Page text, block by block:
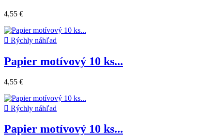
4,55 €
 Rýchly náhľad
Papier motívový 10 ks...
4,55 €
 Rýchly náhľad
Papier motívový 10 ks...